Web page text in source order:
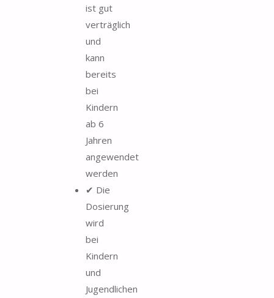
ist gut
verträglich
und
kann
bereits
bei
Kindern
ab 6
Jahren
angewendet
werden
✔ Die
Dosierung
wird
bei
Kindern
und
Jugendlichen